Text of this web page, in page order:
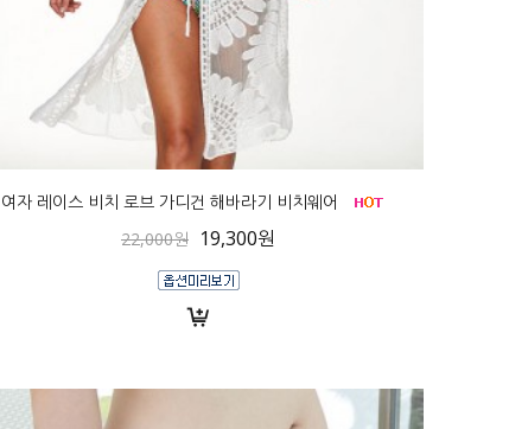
여자 레이스 비치 로브 가디건 해바라기 비치웨어
22,000원 19,300원